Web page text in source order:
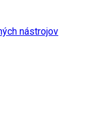
nástrojov